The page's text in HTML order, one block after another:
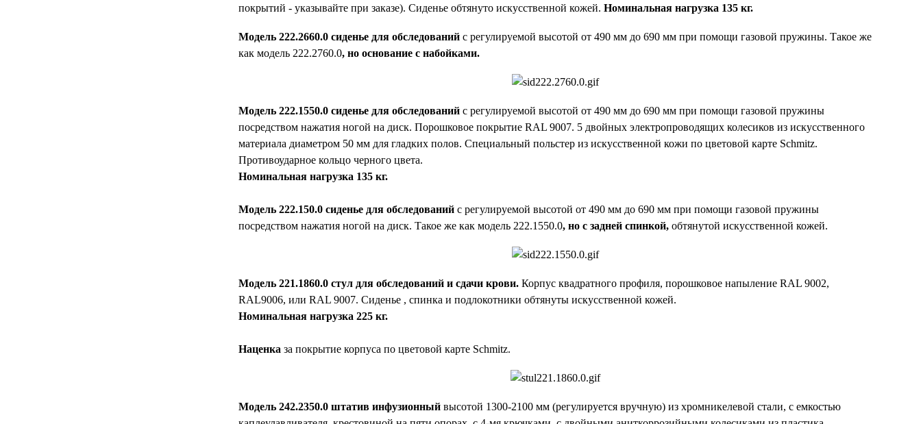
покрытий - указывайте при заказе). Сиденье обтянуто искусственной кожей. Номинальная нагрузка 135 кг.
Модель 222.2660.0 сиденье для обследований с регулируемой высотой от 490 мм до 690 мм при помощи газовой пружины. Такое же
как модель 222.2760.0, но основание с набойками.
Модель 222.1550.0 сиденье для обследований с регулируемой высотой от 490 мм до 690 мм при помощи газовой пружины
посредством нажатия ногой на диск. Порошковое покрытие RAL 9007. 5 двойных электропроводящих колесиков из искусственного
материала диаметром 50 мм для гладких полов. Специальный польстер из искусственной кожи по цветовой карте Schmitz.
Противоударное кольцо черного цвета.
Номинальная нагрузка 135 кг.
Модель 222.150.0 сиденье для обследований с регулируемой высотой от 490 мм до 690 мм при помощи газовой пружины
посредством нажатия ногой на диск. Такое же как модель 222.1550.0, но с задней спинкой, обтянутой искусственной кожей.
Модель 221.1860.0 cтул для обследований и сдачи крови. Корпус квадратного профиля, порошковое напыление RAL 9002,
RAL9006, или RAL 9007. Сиденье , спинка и подлокотники обтянуты искусственной кожей.
Номинальная нагрузка 225 кг.
Наценка за покрытие корпуса по цветовой карте Schmitz.
Модель 242.2350.0 штатив инфузионный высотой 1300-2100 мм (регулируется вручную) из хромникелевой стали, с емкостью